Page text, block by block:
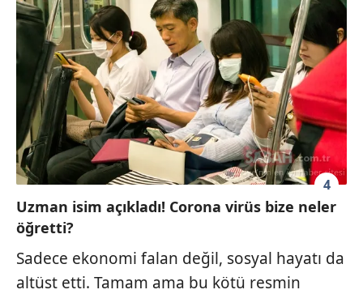
4
Uzman isim açıkladı! Corona virüs bize neler
öğretti?
Sadece ekonomi falan değil, sosyal hayatı da
altüst etti. Tamam ama bu kötü resmin